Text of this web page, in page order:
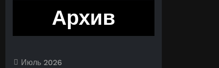
Архив
Июль 2026